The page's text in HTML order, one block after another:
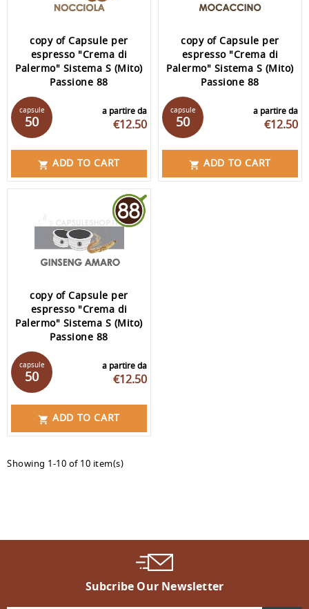
copy of Capsule per
espresso "Crema di
Palermo" Sistema S (Mito)
Passione 88
a partire da
€12.50
capsule
50
 ADD TO CART
copy of Capsule per
espresso "Crema di
Palermo" Sistema S (Mito)
Passione 88
a partire da
€12.50
capsule
50
 ADD TO CART
copy of Capsule per
espresso "Crema di
Palermo" Sistema S (Mito)
Passione 88
a partire da
€12.50
capsule
50
 ADD TO CART
Showing 1-10 of 10 item(s)
Subcribe Our Newsletter